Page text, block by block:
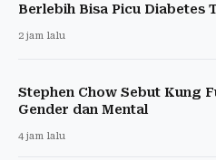
Berlebih Bisa Picu Diabetes
2 jam lalu
Stephen Chow Sebut Kung
Gender dan Mental
4 jam lalu